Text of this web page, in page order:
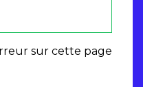
sur cette page